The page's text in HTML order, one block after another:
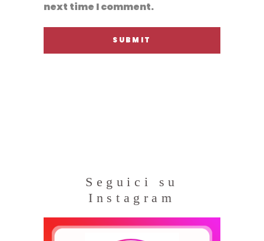
next time I comment.
Seguici su
Instagram